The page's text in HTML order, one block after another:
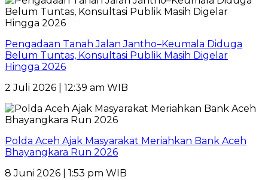
Pengadaan Tanah Jalan Jantho–Keumala Diduga
Belum Tuntas, Konsultasi Publik Masih Digelar
Hingga 2026
2 Juli 2026 | 12:39 am WIB
Polda Aceh Ajak Masyarakat Meriahkan Bank Aceh
Bhayangkara Run 2026
8 Juni 2026 | 1:53 pm WIB